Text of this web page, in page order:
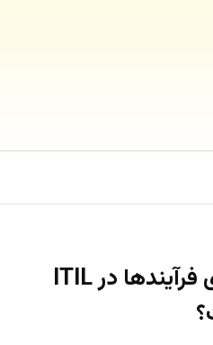
مستندسازی فرآیندها در ITIL